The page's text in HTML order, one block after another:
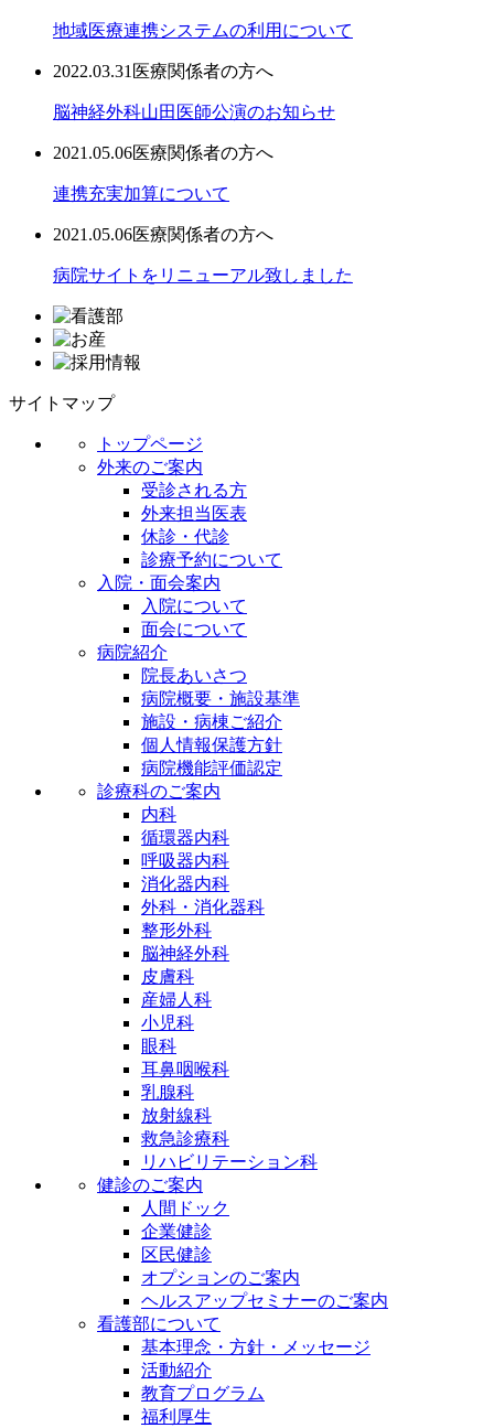
地域医療連携システムの利用について
2022.03.31 医療関係者の方へ
脳神経外科山田医師公演のお知らせ
2021.05.06医療関係者の方へ
連携充実加算について
2021.05.06医療関係者の方へ
病院サイトをリニューアル致しました
サイトマップ
トップページ
外来のご案内
受診される方
外来担当医表
休診・代診
診療予約について
入院・面会案内
入院について
面会について
病院紹介
院長あいさつ
病院概要・施設基準
施設・病棟ご紹介
個人情報保護方針
病院機能評価認定
診療科のご案内
内科
循環器内科
呼吸器内科
消化器内科
外科・消化器科
整形外科
脳神経外科
皮膚科
産婦人科
小児科
眼科
耳鼻咽喉科
乳腺科
放射線科
救急診療科
リハビリテーション科
健診のご案内
人間ドック
企業健診
区民健診
オプションのご案内
ヘルスアップセミナーのご案内
看護部について
基本理念・方針・メッセージ
活動紹介
教育プログラム
福利厚生